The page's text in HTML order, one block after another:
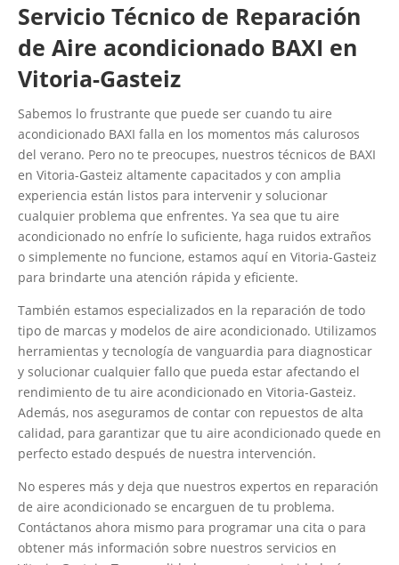
Servicio Técnico de Reparación
de Aire acondicionado BAXI en
Vitoria-Gasteiz
Sabemos lo frustrante que puede ser cuando tu aire
acondicionado BAXI falla en los momentos más calurosos
del verano. Pero no te preocupes, nuestros técnicos de BAXI
en Vitoria-Gasteiz altamente capacitados y con amplia
experiencia están listos para intervenir y solucionar
cualquier problema que enfrentes. Ya sea que tu aire
acondicionado no enfríe lo suficiente, haga ruidos extraños
o simplemente no funcione, estamos aquí en Vitoria-Gasteiz
para brindarte una atención rápida y eficiente.
También estamos especializados en la reparación de todo
tipo de marcas y modelos de aire acondicionado. Utilizamos
herramientas y tecnología de vanguardia para diagnosticar
y solucionar cualquier fallo que pueda estar afectando el
rendimiento de tu aire acondicionado en Vitoria-Gasteiz.
Además, nos aseguramos de contar con repuestos de alta
calidad, para garantizar que tu aire acondicionado quede en
perfecto estado después de nuestra intervención.
No esperes más y deja que nuestros expertos en reparación
de aire acondicionado se encarguen de tu problema.
Contáctanos ahora mismo para programar una cita o para
obtener más información sobre nuestros servicios en